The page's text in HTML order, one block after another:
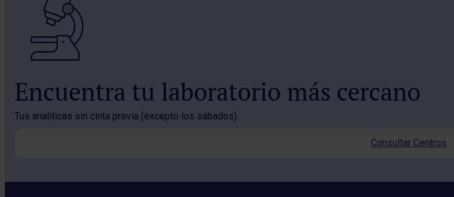
Encuentra tu laboratorio más cercano
Tus analíticas sin cinta previa (excepto los sábados).
Consultar Centros